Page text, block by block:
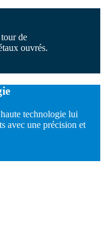
de
ouvrés.
technologie lui
avec une précision et